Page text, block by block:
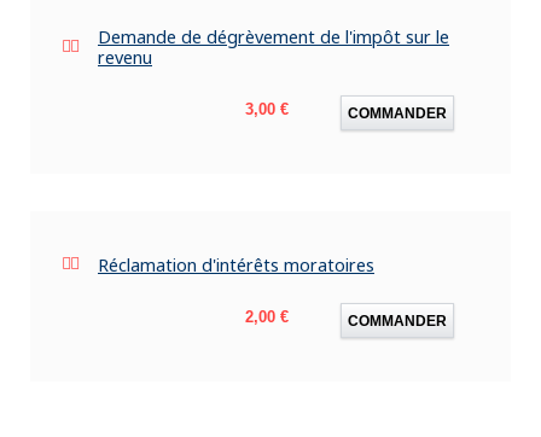
Demande de dégrèvement de l'impôt sur le
revenu
Prix
3,00 € COMMANDER
Réclamation d'intérêts moratoires
Prix
2,00 € COMMANDER